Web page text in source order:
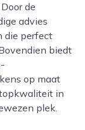
de
advies
die perfect
biedt
op maat
in
plek.